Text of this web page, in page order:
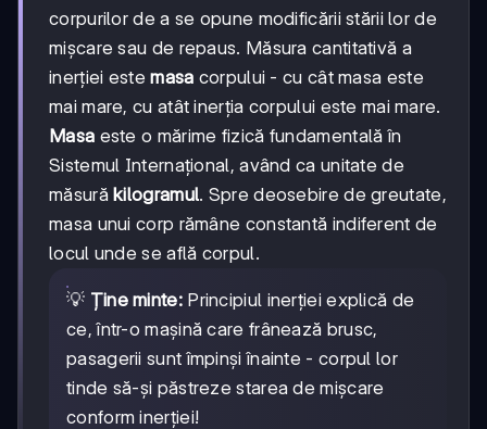
corpurilor de a se opune modificării stării lor de
mișcare sau de repaus. Măsura cantitativă a
inerției estemasa corpului - cu cât masa este
mai mare, cu atât inerția corpului este mai mare.
Masa este o mărime fizică fundamentală în
Sistemul Internațional, având ca unitate de
măsurăkilogramul. Spre deosebire de greutate,
masa unui corp rămâne constantă indiferent de
locul unde se află corpul.
💡 Ține minte:Principiul inerției explică de
ce, într-o mașină care frânează brusc,
pasagerii sunt împinși înainte - corpul lor
tinde să-și păstreze starea de mișcare
conform inerției!